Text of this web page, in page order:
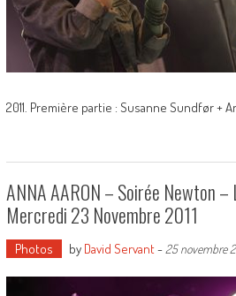
2011. Première partie : Susanne Sundfør +
ANNA AARON – Soirée Newton –
Mercredi 23 Novembre 2011
Photos by David Servant- 25 novembre